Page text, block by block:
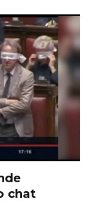
chat